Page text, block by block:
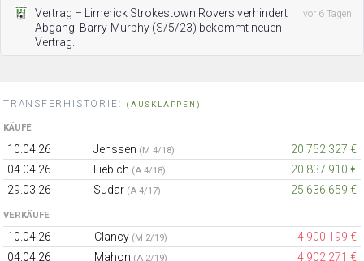
Vertrag – Limerick Strokestown Rovers verhindert
Abgang: Barry-Murphy (S/5/23) bekommt neuen
Vertrag.
vor 6 Tagen
TRANSFERHISTORIE: (AUSKLAPPEN)
KÄUFE
10.04.26 Jenssen (M 4/18)
20.752.327 €
04.04.26
Liebich (A 4/18)
20.837.910 €
29.03.26
Sudar (A 4/17) 25.636.659 €
VERKÄUFE
10.04.26 Clancy (M 2/19)
4.900.199 €
04.04.26
Mahon (A 2/19)
4.902.271 €